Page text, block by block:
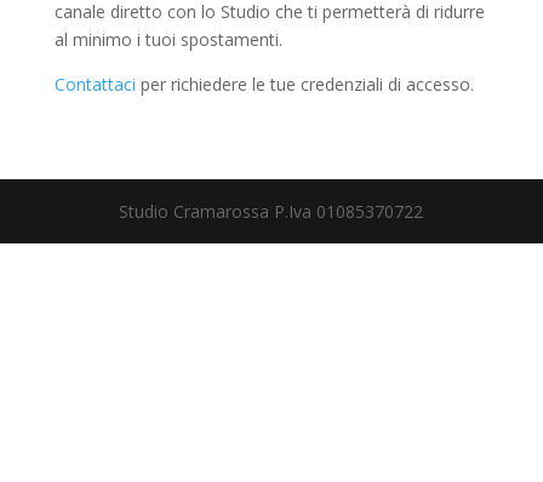
canale diretto con lo Studio che ti permetterà di ridurre
al minimo i tuoi spostamenti.
Contattaci per richiedere le tue credenziali di accesso.
Studio Cramarossa P.Iva 01085370722